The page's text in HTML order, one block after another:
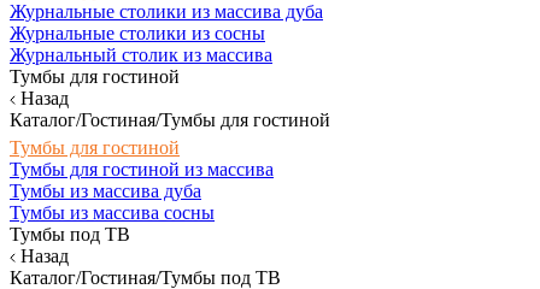
Журнальные столики из массива дуба
Журнальные столики из сосны
Журнальный столик из массива
Тумбы для гостиной
Назад
Каталог/Гостиная/Тумбы для гостиной
Тумбы для гостиной
Тумбы для гостиной из массива
Тумбы из массива дуба
Тумбы из массива сосны
Тумбы под ТВ
Назад
Каталог/Гостиная/Тумбы под ТВ